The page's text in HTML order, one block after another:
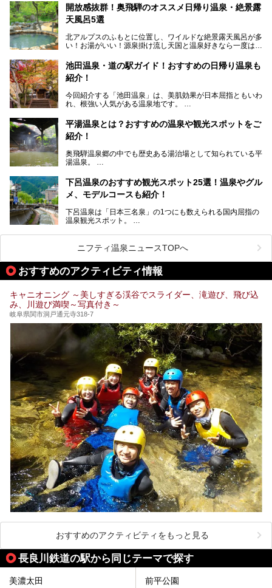
濁り湯で、地産地消にこだわった食事も定評があります。
そして大浴場は日帰り入浴もできるんですよ。泊まりでも日
岐阜の手仕事に触れる旅とともに楽しんでみてはいかがでし
ょう！
───
提供元：岐阜県【PR】
この記事は岐阜県のPR記事です。
開放感抜群！奥飛騨のオススメ日帰り温泉・絶景露
天風呂5選
北アルプスのふもとに位置し、ワイルドな絶景露天風呂が多
い！お湯がいい！源泉掛け流し天国と温泉好きなら一度は行
「平湯温泉」「福地温泉」「新平湯温泉」「栃尾温泉」「新
穂高温泉」と5つの温泉地を総称して奥飛騨温泉郷と呼びま
風呂を5ヶ所ご紹介したいと思います。いずれも素晴らしい
温泉ですよ！
池田温泉・道の駅ガイド！おすすめの日帰り温泉も
紹介！
今回紹介する「池田温泉」は、美肌効果が日本屈指ともいわ
れ、根強い人気がある温泉地です。
温泉旅として利用することができます。
池田温泉には道の駅があるなど、温泉、観光、買い物と、さ
そんな池田温泉の魅力を詳しく紹介していきます！
平湯温泉とは？おすすめの温泉や観光スポットをご
紹介！
奥飛騨温泉郷の中でも歴史ある湯治場として知られている平
湯温泉。
らの利用客も増え、ますます賑わいを見せています。そこで
今回は、平湯温泉の観光スポットとおすすめの温泉施設を紹
介します。気になる温泉をぜひチェックしてみてください。
下呂温泉のおすすめ観光スポット25選！温泉やグル
メ、モデルコースも紹介！
下呂温泉は「日本三名泉」の1つにも数えられる国内屈指の
温泉観光スポット。
のグルメを楽しんだり、周辺にある名所にも足を伸ばしたり
したいもの。
本記事では、下呂温泉エリアにあるおすすめの観光スポット
をご紹介するとともに散策する際のモデルコースもご提案。
下呂温泉観光をたっぷりとガイドします！
ニフティ温泉ニュースTOPへ
おすすめのアクティビティ情報
キャニオニング ～美しすぎる渓谷でスライダー、滝遊び、飛び込
み、川遊び満喫～写真付き～
岐阜県関市洞戸通元寺318-7
おすすめのアクティビティをもっと見る
長良川鉄道の駅から同じテーマで探す
美濃太田 前平公園